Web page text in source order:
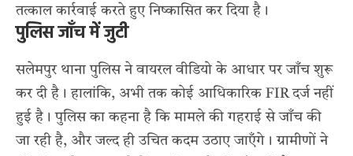
तत्काल कार्रवाई करते हुए निष्कासित कर दिया है।
पुलिस जाँच में जुटी
सलेमपुर थाना पुलिस ने वायरल वीडियो के आधार पर जाँच शुरू
कर दी है। हालांकि, अभी तक कोई आधिकारिक FIR दर्ज नहीं
हुई है। पुलिस का कहना है कि मामले की गहराई से जाँच की
जा रही है, और जल्द ही उचित कदम उठाए जाएँगे। ग्रामीणों ने